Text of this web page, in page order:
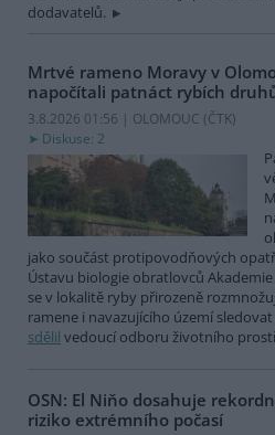
dodavatelů.
Mrtvé rameno Moravy v
napočítali patnáct rybích
3.8.2026 01:56 | OLOMOUC (ČTK)
Diskuse: 2
jako součást protipovodňových
Ústavu biologie obratlovců
se v lokalitě ryby přirozeně
ramene i navazujícího území
sdělil vedoucí odboru životního
OSN: El Niňo dosahuje
riziko extrémního počasí